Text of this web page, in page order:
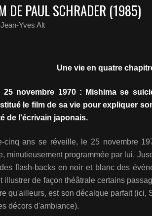
DE PAUL SCHRADER (1985)
Yves Alt
Une vie en quatre
25 novembre 1970 : Mishima se
le film de sa vie pour expliquer
de l'écrivain japonais.
cinq ans se réveille, le 25 novembre
minutieusement programmée par lui.
flash-backs en noir et blanc des
illustrer de façon théâtrale certains
qu'ailleurs, est son décalque parfait (ici,
décors d'ambiance).